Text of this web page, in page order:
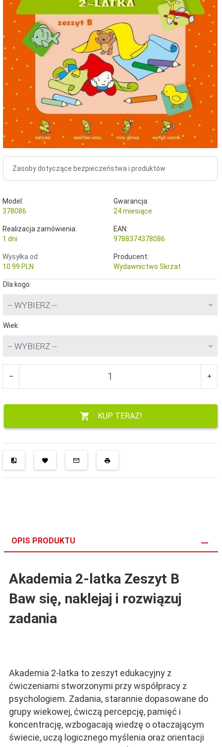
Zasoby dotyczące bezpieczeństwa i produktów
Model:
378086
Gwarancja:
24 miesiące
Realizacja zamówienia:
1 dni
EAN:
9788374378086
Wysyłka od:
10.99 PLN
Producent:
Wydawnictwo Skrzat
Dla kogo:
-- WYBIERZ --
Wiek:
-- WYBIERZ --
KUP TERAZ!
OPIS PRODUKTU
Akademia 2-latka Zeszyt B
Baw się, naklejaj i rozwiązuj
zadania
Akademia 2-latka to zeszyt edukacyjny z
ćwiczeniami stworzonymi przy współpracy z
psychologiem. Zadania, starannie dopasowane do
grupy wiekowej, ćwiczą percepcję, pamięć i
koncentrację, wzbogacają wiedzę o otaczającym
świecie, uczą logicznego myślenia oraz orientacji